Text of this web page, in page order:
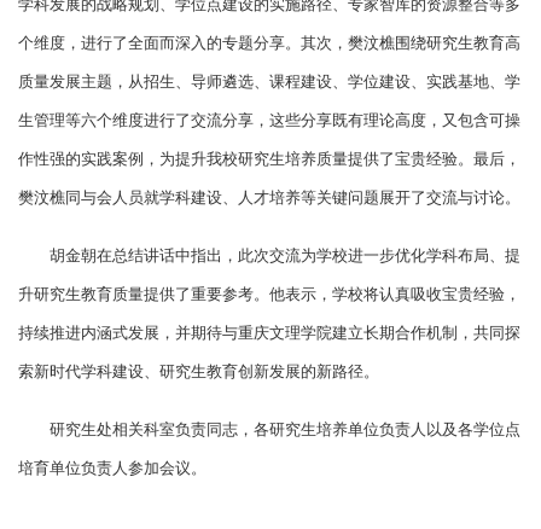
学科发展的战略规划、学位点建设的实施路径、专家智库的资源整合等多
个维度，进行了全面而深入的专题分享。其次，樊汶樵围绕研究生教育高
质量发展主题，从招生、导师遴选、课程建设、学位建设、实践基地、学
生管理等六个维度进行了交流分享，这些分享既有理论高度，又包含可操
作性强的实践案例，为提升我校研究生培养质量提供了宝贵经验。最后，
樊汶樵同与会人员就学科建设、人才培养等关键问题展开了交流与讨论。
胡金朝在总结讲话中指出，此次交流为学校进一步优化学科布局、提
升研究生教育质量提供了重要参考。他表示，学校将认真吸收宝贵经验，
持续推进内涵式发展，并期待与重庆文理学院建立长期合作机制，共同探
索新时代学科建设、研究生教育创新发展的新路径。
研究生处相关科室负责同志，各研究生培养单位负责人以及各学位点
培育单位负责人参加会议。